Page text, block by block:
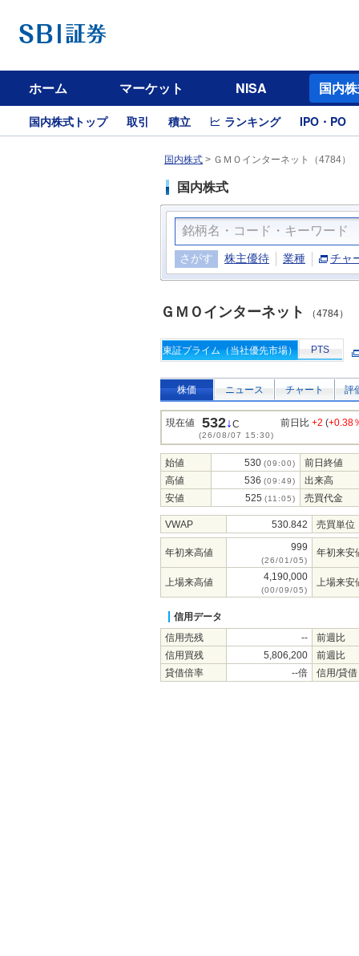
ホーム マーケット NISA 国内
国内株式トップ 取引 積立 ランキング IPO・PO
国内株式 > ＧＭＯインターネット（4784）
国内株式
さがす 株主優待 業種 チャ
ＧＭＯインターネット （4784）
東証プライム（当社優先市場） PTS
株価 ニュース チャート 評
現在値 532↓C
(26/08/07 15:30)
前日比 +2 (+0.38
始値 530 (09:00)
前日終値
高値
536 (09:49)
出来高
安値
525 (11:05) 売買代金
VWAP 530.842 売買単位
年初来高値 999
(26/01/05)
年初来安
上場来高値 4,190,000
(00/09/05)
上場来安
信用データ
信用売残
--
前週比
信用買残
5,806,200
前週比
貸借倍率
--倍 信用/貸借